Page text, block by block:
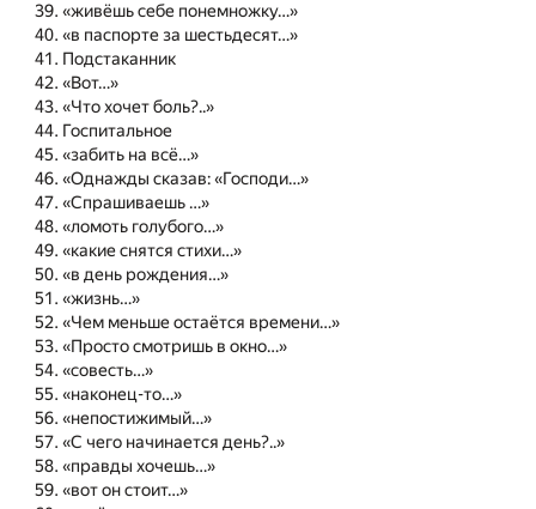
«живёшь себе понемножку…»
«в паспорте за шестьдесят…»
Подстаканник
«Вот…»
«Что хочет боль?..»
Госпитальное
«забить на всё…»
«Однажды сказав: «Господи…»
«Спрашиваешь …»
«ломоть голубого…»
«какие снятся стихи…»
«в день рождения…»
«жизнь…»
«Чем меньше остаётся времени…»
«Просто смотришь в окно…»
«совесть…»
«наконец-то…»
«непостижимый…»
«С чего начинается день?..»
«правды хочешь…»
«вот он стоит…»